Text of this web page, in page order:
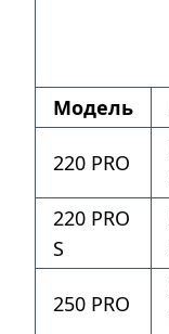
Модель
220 PRO
220 PRO
S
250 PRO